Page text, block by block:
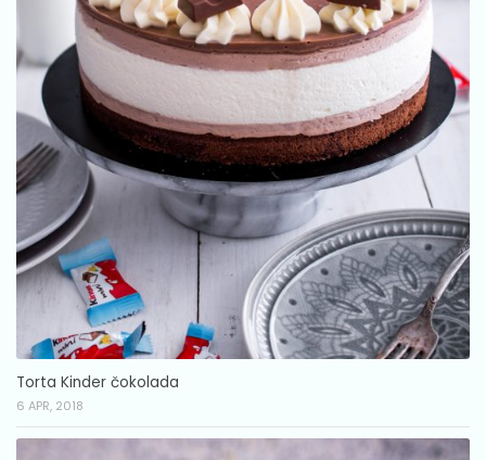
Torta Kinder čokolada
6 APR, 2018